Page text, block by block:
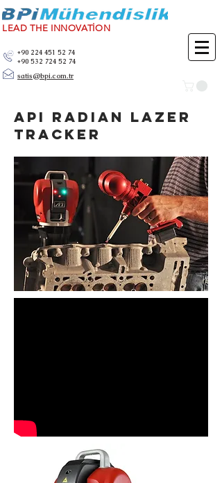
LEAD THE INNOVATİON
+90 224 451 52 74
+90 532 724 52 74
satis@bpi.com.tr
API RADIAN LAZER
TRACKER